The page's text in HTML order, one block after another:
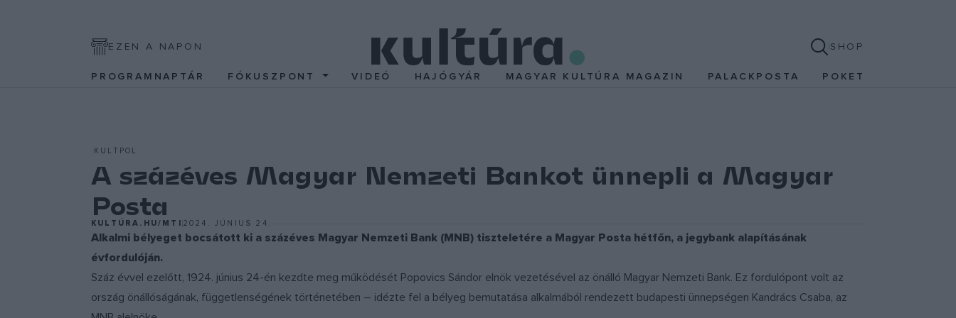
EZEN A NAPON SHOP
PROGRAMNAPTÁR FÓKUSZPONT VIDEÓ HAJÓGYÁR MAGYAR KULTÚRA MAGAZIN PALACKPOSTA POKET
KULTPOL
A százéves Magyar Nemzeti Bankot ünnepli a Magyar
Posta
KULTÚRA.HU/MTI 2024. JÚNIUS 24.
Alkalmi bélyeget bocsátott ki a százéves Magyar Nemzeti Bank (MNB) tiszteletére a Magyar Posta hétfőn, a jegybank alapításának
évfordulóján.
Száz évvel ezelőtt, 1924. június 24-én kezdte meg működését Popovics Sándor elnök vezetésével az önálló Magyar Nemzeti Bank. Ez fordulópont volt az
ország önállóságának, függetlenségének történetében – idézte fel a bélyeg bemutatása alkalmából rendezett budapesti ünnepségen Kandrács Csaba, az